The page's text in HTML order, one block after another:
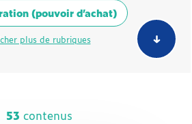
53 contenus
(pouvoir d’achat)
plus de rubriques